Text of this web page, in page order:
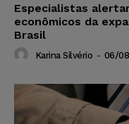
Especialistas
econômicos da
Brasil
Karina Silvério - 06/